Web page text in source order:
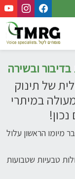
ובשירה
של תינוק
במיתרי
מיומו הראשון עלול
טבעיות שטבועות